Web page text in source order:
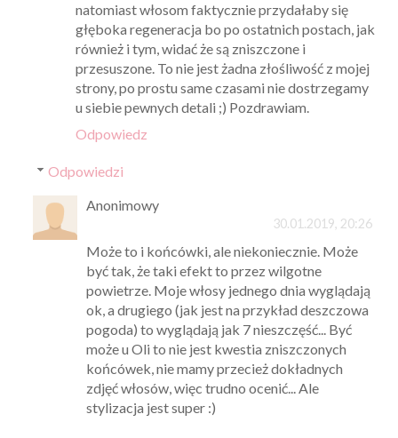
natomiast włosom faktycznie przydałaby się
głęboka regeneracja bo po ostatnich postach, jak
również i tym, widać że są zniszczone i
przesuszone. To nie jest żadna złośliwość z mojej
strony, po prostu same czasami nie dostrzegamy
u siebie pewnych detali ;) Pozdrawiam.
Odpowiedz
Odpowiedzi
Anonimowy
30.01.2019, 20:26
Może to i końcówki, ale niekoniecznie. Może
być tak, że taki efekt to przez wilgotne
powietrze. Moje włosy jednego dnia wyglądają
ok, a drugiego (jak jest na przykład deszczowa
pogoda) to wyglądają jak 7 nieszczęść... Być
może u Oli to nie jest kwestia zniszczonych
końcówek, nie mamy przecież dokładnych
zdjęć włosów, więc trudno ocenić... Ale
stylizacja jest super :)